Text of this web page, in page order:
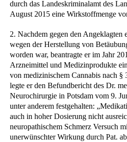
durch das Landeskriminalamt des
August 2015 eine Wirkstoffmenge
2. Nachdem gegen den Angeklagten
wegen der Herstellung von
worden war, beantragte er im Jahr
Arzneimittel und Medizinprodukte
von medizinischem Cannabis nach
legte er den Befundbericht des Dr.
Neurochirurgie in Potsdam vom 9.
unter anderem festgehalten:
auch in hoher Dosierung nicht
neuropathischem Schmerz Versuch
unerwünschter Wirkung durch Pat.